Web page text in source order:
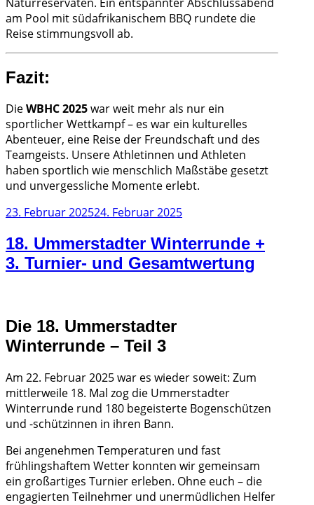
am Pool mit südafrikanischem BBQ rundete die
Reise stimmungsvoll ab.
Fazit:
DieWBHC 2025war weit mehr als nur ein
sportlicher Wettkampf – es war ein kulturelles
Abenteuer, eine Reise der Freundschaft und des
Teamgeists. Unsere Athletinnen und Athleten
haben sportlich wie menschlich Maßstäbe gesetzt
und unvergessliche Momente erlebt.
Veröffentlicht
23. Februar 202524. Februar 2025
18. Ummerstadter Winterrunde +
3. Turnier- und Gesamtwertung
Die 18. Ummerstadter
Winterrunde – Teil 3
Am 22. Februar 2025 war es wieder soweit: Zum
mittlerweile 18. Mal zog die Ummerstadter
Winterrunde rund 180 begeisterte Bogenschützen
und -schützinnen in ihren Bann.
Bei angenehmen Temperaturen und fast
frühlingshaftem Wetter konnten wir gemeinsam
ein großartiges Turnier erleben. Ohne euch – die
engagierten Teilnehmer und unermüdlichen Helfer